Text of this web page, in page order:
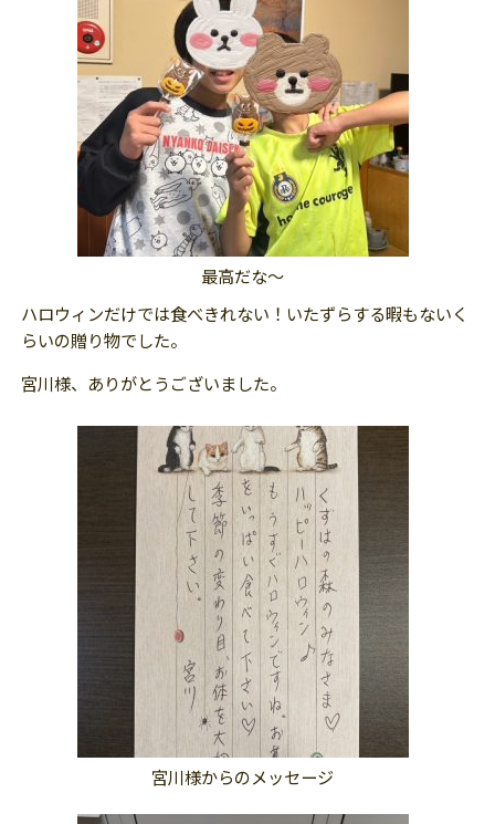
最高だな～
ハロウィンだけでは食べきれない！いたずらする暇もないく
らいの贈り物でした。
宮川様、ありがとうございました。
宮川様からのメッセージ